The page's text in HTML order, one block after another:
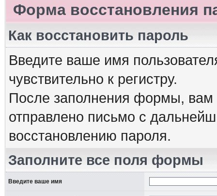
Форма восстановления
Как восстановить пароль
Введите ваше имя
чувствительно к регистру.
После заполнения формы, вам
отправлено письмо с
восстановлению пароля.
Заполните все поля формы
Введите ваше имя